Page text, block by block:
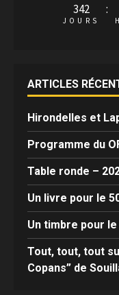
342
JOURS
:
ARTICLES
Hirondelles et
Programme du
Table ronde –
Un livre pour le
Un timbre pour
Tout, tout, tout
Copans” de